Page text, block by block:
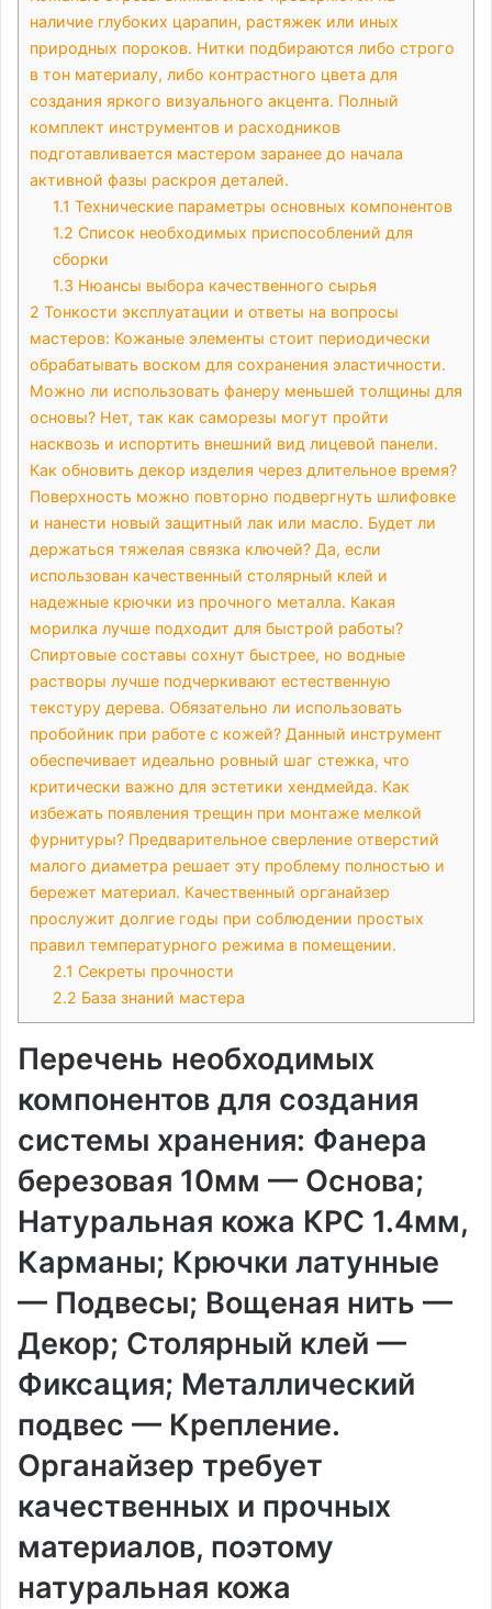
наличие глубоких царапин, растяжек или иных
природных пороков. Нитки подбираются либо строго
в тон материалу, либо контрастного цвета для
создания яркого визуального акцента. Полный
комплект инструментов и расходников
подготавливается мастером заранее до начала
активной фазы раскроя деталей.
1.1 Технические параметры основных компонентов
1.2 Список необходимых приспособлений для
сборки
1.3 Нюансы выбора качественного сырья
2 Тонкости эксплуатации и ответы на вопросы
мастеров: Кожаные элементы стоит периодически
обрабатывать воском для сохранения эластичности.
Можно ли использовать фанеру меньшей толщины для
основы? Нет, так как саморезы могут пройти
насквозь и испортить внешний вид лицевой панели.
Как обновить декор изделия через длительное время?
Поверхность можно повторно подвергнуть шлифовке
и нанести новый защитный лак или масло. Будет ли
держаться тяжелая связка ключей? Да, если
использован качественный столярный клей и
надежные крючки из прочного металла. Какая
морилка лучше подходит для быстрой работы?
Спиртовые составы сохнут быстрее, но водные
растворы лучше подчеркивают естественную
текстуру дерева. Обязательно ли использовать
пробойник при работе с кожей? Данный инструмент
обеспечивает идеально ровный шаг стежка, что
критически важно для эстетики хендмейда. Как
избежать появления трещин при монтаже мелкой
фурнитуры? Предварительное сверление отверстий
малого диаметра решает эту проблему полностью и
бережет материал. Качественный органайзер
прослужит долгие годы при соблюдении простых
правил температурного режима в помещении.
2.1 Секреты прочности
2.2 База знаний мастера
Перечень необходимых
компонентов для создания
системы хранения: Фанера
березовая 10мм — Основа;
Натуральная кожа КРС 1.4мм,
Карманы; Крючки латунные
— Подвесы; Вощеная нить —
Декор; Столярный клей —
Фиксация; Металлический
подвес — Крепление.
Органайзер требует
качественных и прочных
материалов, поэтому
натуральная кожа